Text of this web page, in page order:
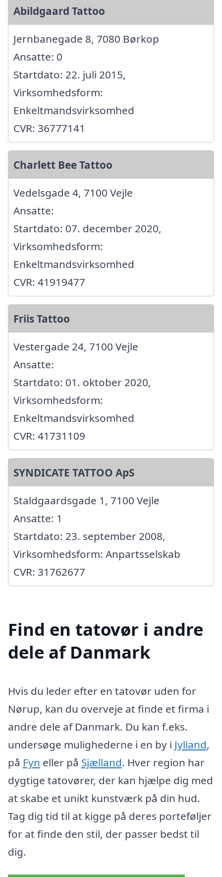
Abildgaard Tattoo
Jernbanegade 8, 7080 Børkop
Ansatte: 0
Startdato: 22. juli 2015,
Virksomhedsform:
Enkeltmandsvirksomhed
CVR: 36777141
Charlett Bee Tattoo
Vedelsgade 4, 7100 Vejle
Ansatte:
Startdato: 07. december 2020,
Virksomhedsform:
Enkeltmandsvirksomhed
CVR: 41919477
Friis Tattoo
Vestergade 24, 7100 Vejle
Ansatte:
Startdato: 01. oktober 2020,
Virksomhedsform:
Enkeltmandsvirksomhed
CVR: 41731109
SYNDICATE TATTOO ApS
Staldgaardsgade 1, 7100 Vejle
Ansatte: 1
Startdato: 23. september 2008,
Virksomhedsform: Anpartsselskab
CVR: 31762677
Find en tatovør i andre
dele af Danmark
Hvis du leder efter en tatovør uden for
Nørup, kan du overveje at finde et firma i
andre dele af Danmark. Du kan f.eks.
undersøge mulighederne i en by i Jylland,
på Fyn eller på Sjælland. Hver region har
dygtige tatovører, der kan hjælpe dig med
at skabe et unikt kunstværk på din hud.
Tag dig tid til at kigge på deres porteføljer
for at finde den stil, der passer bedst til
dig.